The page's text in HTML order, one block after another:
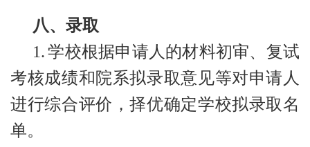
八、录取
1. 学校根据申请人的材料初审、复试
考核成绩和院系拟录取意见等对申请人
进行综合评价，择优确定学校拟录取名
单。